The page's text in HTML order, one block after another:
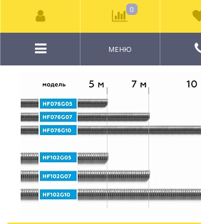
МЕНЮ
0